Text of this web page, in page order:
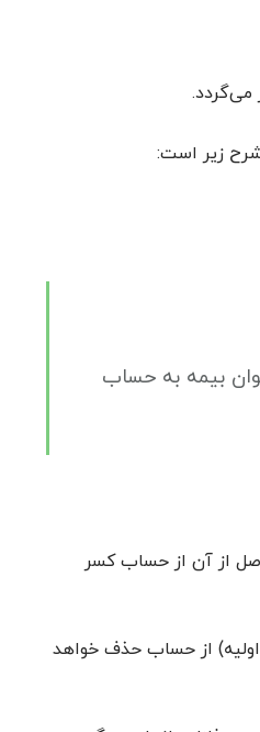
زیر است:
مبلغ در معاملات ناموفق از دست برود، 600 دلار به عنوان بیمه به حساب
از آن از حساب کسر
اولیه) از حساب حذف خواهد